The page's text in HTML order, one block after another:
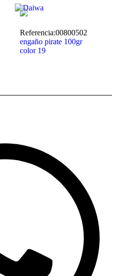
Referencia:00800502
engaño pirate 100gr
color 19